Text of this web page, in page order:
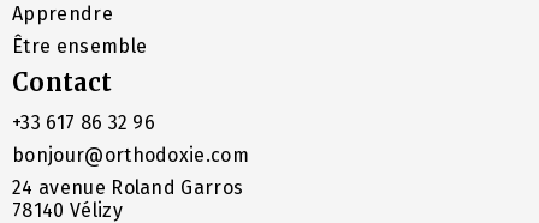
Apprendre
Être ensemble
Contact
+33 617 86 32 96
bonjour@orthodoxie.com
24 avenue Roland Garros
78140 Vélizy